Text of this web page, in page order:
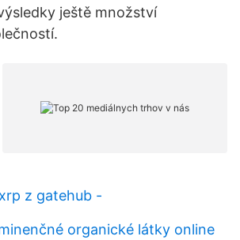
ještě množství
z gatehub -
organické látky online